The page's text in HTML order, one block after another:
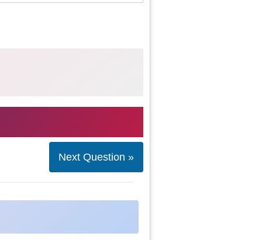
Next Question »